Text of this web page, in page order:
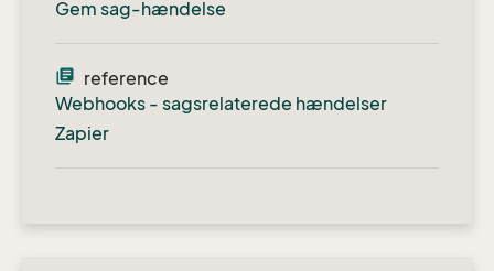
Gem sag-hændelse
library_books reference
Webhooks - sagsrelaterede hændelser
Zapier